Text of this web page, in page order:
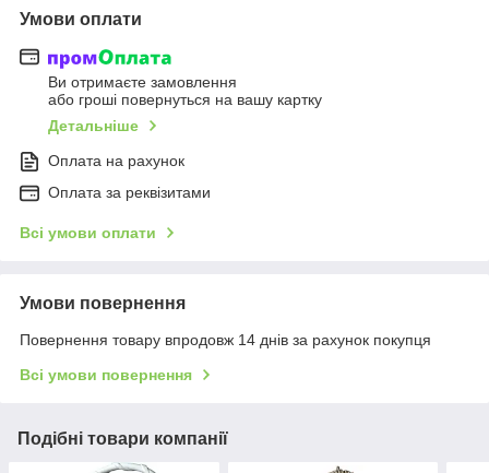
Умови оплати
Ви отримаєте замовлення
або гроші повернуться на вашу картку
Детальніше
Оплата на рахунок
Оплата за реквізитами
Всі умови оплати
Умови повернення
Повернення товару впродовж 14 днів за рахунок покупця
Всі умови повернення
Подібні товари компанії